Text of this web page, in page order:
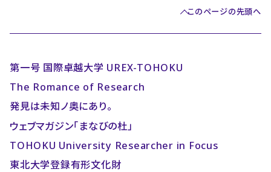
このページの先頭へ
第一号 国際卓越大学 UREX-TOHOKU
The Romance of Research
発見は未知ノ奥にあり。
ウェブマガジン「まなびの杜」
TOHOKU University Researcher in Focus
東北大学登録有形文化財